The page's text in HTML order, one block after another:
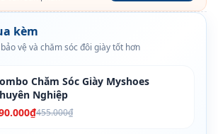
kèm
vệ và chăm sóc đôi giày tốt hơn
Chăm Sóc Giày Myshoes
Nghiệp
455.000₫